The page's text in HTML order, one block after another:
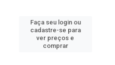
Faça seu login ou
cadastre-se para
ver preços e
comprar